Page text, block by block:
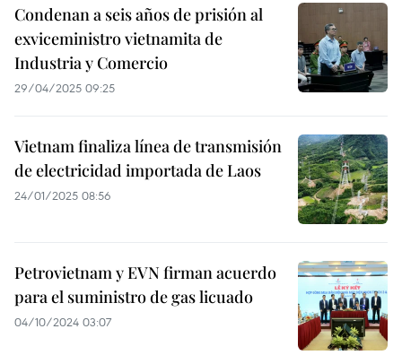
Condenan a seis años de prisión al
exviceministro vietnamita de
Industria y Comercio
29/04/2025 09:25
Vietnam finaliza línea de transmisión
de electricidad importada de Laos
24/01/2025 08:56
Petrovietnam y EVN firman acuerdo
para el suministro de gas licuado
04/10/2024 03:07